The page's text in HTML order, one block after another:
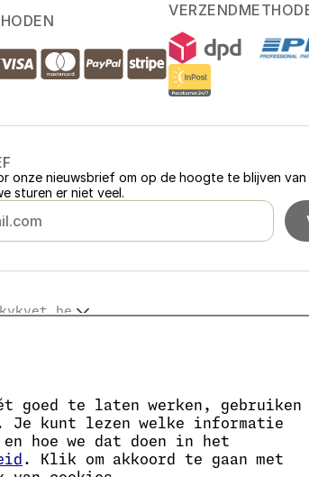
goed te laten werken, gebruiken
Je kunt lezen welke informatie
en hoe we dat doen in het
. Klik om akkoord te gaan met
onze nieuwsbrief om op de hoogte te blijven
sturen er niet veel.
staat ingeschreven in het handelsregister van de
bij het EKO-KOM-systeem onder nummer
af onder registratienummer 0636.
is 05663687, het btw-nummer is
box is eng827q.
is CZ05663687.